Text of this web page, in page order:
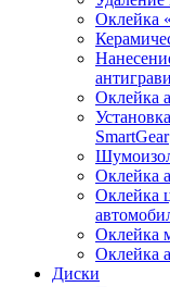
Оклейка
Оклейка
SmartGear
Оклейка
Оклейка
Оклейка
Оклейка
Диски